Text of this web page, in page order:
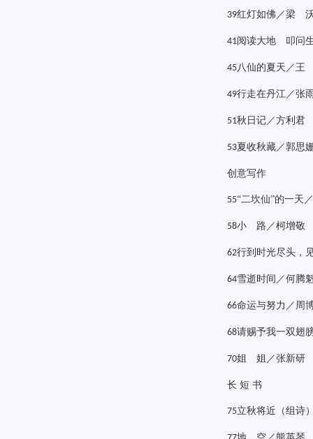
39红灯如佛／梁
41阅读大地 叩问
45八仙的夏天／
49行走在丹江／张
51秋日记／方利君
53夏收秋藏／郭思
创意写作
55“二坎仙”的一天
58小 路／柯增敬
62行到时光尽头，
64雪逝时间／何腾
66命运与努力／周
68请赐予我一双翅
70姐 姐／张新研
长 短 书
75立秋将近（组诗